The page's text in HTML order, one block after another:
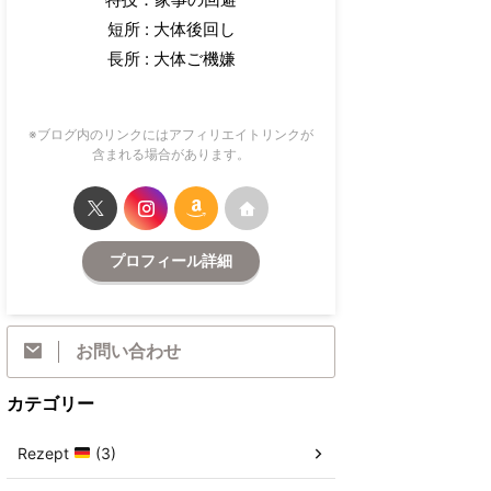
短所 : 大体後回し
長所 : 大体ご機嫌
※ブログ内のリンクにはアフィリエイトリンクが
含まれる場合があります。
プロフィール詳細
お問い合わせ
カテゴリー
Rezept (3)